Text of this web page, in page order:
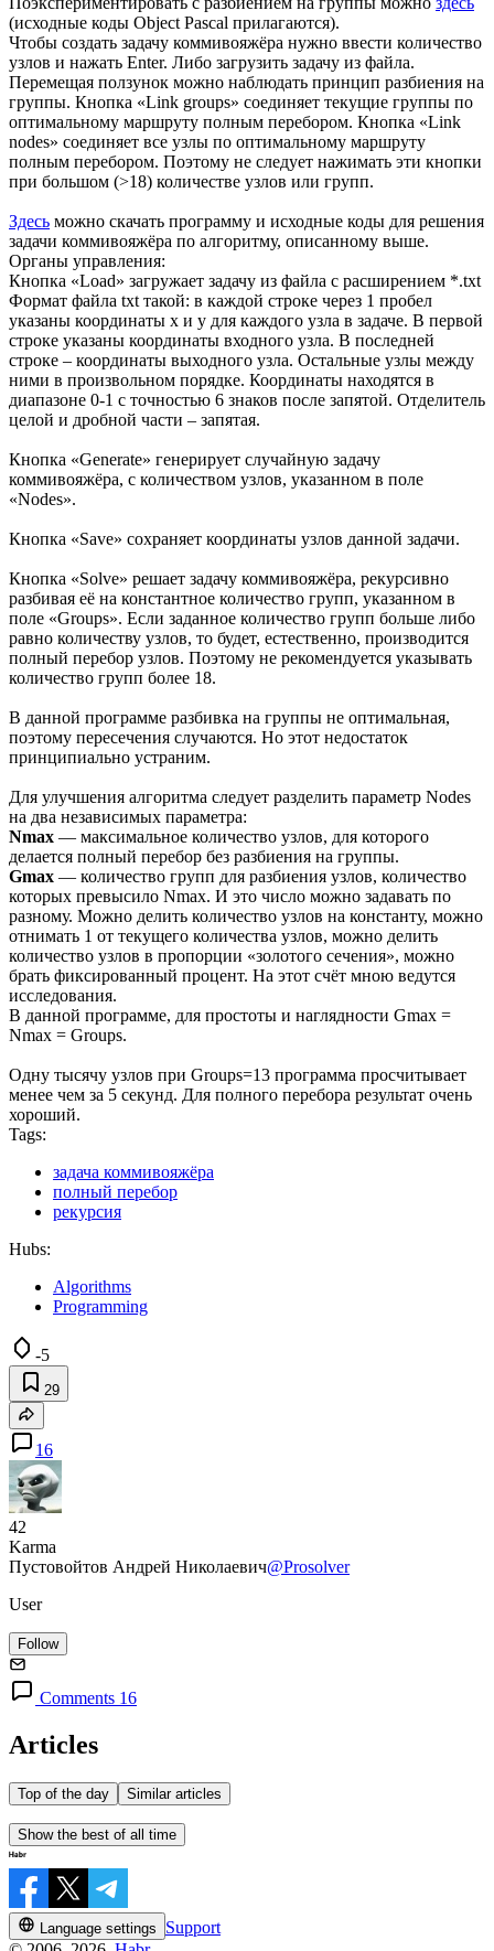
(исходные коды Object Pascal прилагаются).
Чтобы создать задачу коммивояжёра нужно ввести количество
узлов и нажать Enter. Либо загрузить задачу из файла.
Перемещая ползунок можно наблюдать принцип разбиения на
группы. Кнопка «Link groups» соединяет текущие группы по
оптимальному маршруту полным перебором. Кнопка «Link
nodes» соединяет все узлы по оптимальному маршруту
полным перебором. Поэтому не следует нажимать эти кнопки
при большом (>18) количестве узлов или групп.
Здесь можно скачать программу и исходные коды для решения
задачи коммивояжёра по алгоритму, описанному выше.
Органы управления:
Кнопка «Load» загружает задачу из файла с расширением *.txt
Формат файла txt такой: в каждой строке через 1 пробел
указаны координаты x и y для каждого узла в задаче. В первой
строке указаны координаты входного узла. В последней
строке – координаты выходного узла. Остальные узлы между
ними в произвольном порядке. Координаты находятся в
диапазоне 0-1 с точностью 6 знаков после запятой. Отделитель
целой и дробной части – запятая.
Кнопка «Generate» генерирует случайную задачу
коммивояжёра, с количеством узлов, указанном в поле
«Nodes».
Кнопка «Save» сохраняет координаты узлов данной задачи.
Кнопка «Solve» решает задачу коммивояжёра, рекурсивно
разбивая её на константное количество групп, указанном в
поле «Groups». Если заданное количество групп больше либо
равно количеству узлов, то будет, естественно, производится
полный перебор узлов. Поэтому не рекомендуется указывать
количество групп более 18.
В данной программе разбивка на группы не оптимальная,
поэтому пересечения случаются. Но этот недостаток
принципиально устраним.
Для улучшения алгоритма следует разделить параметр Nodes
на два независимых параметра:
Nmax — максимальное количество узлов, для которого
делается полный перебор без разбиения на группы.
Gmax — количество групп для разбиения узлов, количество
которых превысило Nmax. И это число можно задавать по
разному. Можно делить количество узлов на константу, можно
отнимать 1 от текущего количества узлов, можно делить
количество узлов в пропорции «золотого сечения», можно
брать фиксированный процент. На этот счёт мною ведутся
исследования.
В данной программе, для простоты и наглядности Gmax =
Nmax = Groups.
Одну тысячу узлов при Groups=13 программа просчитывает
менее чем за 5 секунд. Для полного перебора результат очень
хороший.
Tags:
задача коммивояжёра
полный перебор
рекурсия
Hubs:
Algorithms
Programming
-5
29
16
42
Karma
Пустовойтов Андрей Николаевич@Prosolver
User
Follow
Comments 16
Articles
Top of the day Similar articles
Show the best of all time
Language settings
Support